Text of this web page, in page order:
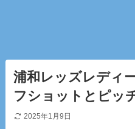
浦和レッズレディ
フショットとピッ
2025年1月9日